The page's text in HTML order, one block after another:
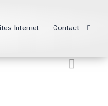
Internet Contact